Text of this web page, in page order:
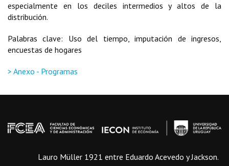
especialmente en los deciles intermedios y altos de la
distribución.
Palabras clave: Uso del tiempo, imputación de ingresos,
encuestas de hogares
> Anexo - Programas
Lauro Müller 1921 entre Eduardo Acevedo y Jackson.